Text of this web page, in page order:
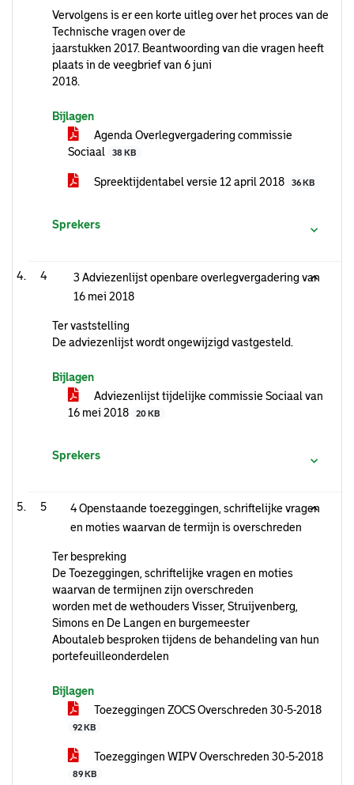
Vervolgens is er een korte uitleg over het proces van de
Technische vragen over de
jaarstukken 2017. Beantwoording van die vragen heeft
plaats in de veegbrief van 6 juni
2018.
Bijlagen
Agenda Overlegvergadering commissie
Sociaal
38 KB
Spreektijdentabel versie 12 april 2018 36 KB
Sprekers
4
3 Adviezenlijst openbare overlegvergadering van
16 mei 2018
Ter vaststelling
De adviezenlijst wordt ongewijzigd vastgesteld.
Bijlagen
Adviezenlijst tijdelijke commissie Sociaal van
16 mei 2018
20 KB
Sprekers
5
4 Openstaande toezeggingen, schriftelijke vragen
en moties waarvan de termijn is overschreden
Ter bespreking
De Toezeggingen, schriftelijke vragen en moties
waarvan de termijnen zijn overschreden
worden met de wethouders Visser, Struijvenberg,
Simons en De Langen en burgemeester
Aboutaleb besproken tijdens de behandeling van hun
portefeuilleonderdelen
Bijlagen
Toezeggingen ZOCS Overschreden 30-5-2018
92 KB
Toezeggingen WIPV Overschreden 30-5-2018
89 KB